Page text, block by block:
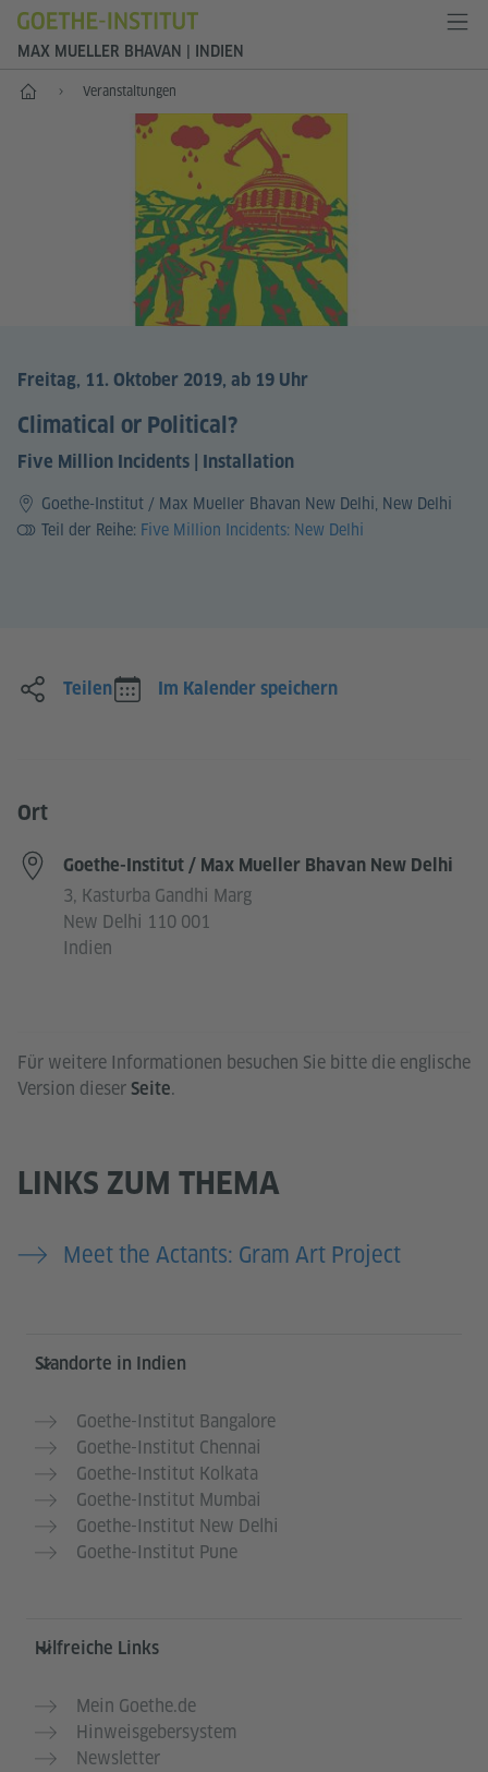
MAX MUELLER BHAVAN | INDIEN
Start Veranstaltungen
Freitag, 11. Oktober 2019, ab 19 Uhr
Climatical or Political?
Five Million Incidents | Installation
Goethe-Institut / Max Mueller Bhavan New Delhi, New Delhi
Teil der Reihe: Five Million Incidents: New Delhi
Für weitere Informationen besuchen Sie bitte die englische
Version dieser Seite.
LINKS ZUM THEMA
Meet the Actants: Gram Art Project
Teilen Im Kalender speichern
Ort
Goethe-Institut / Max Mueller Bhavan New Delhi
3, Kasturba Gandhi Marg
New Delhi 110 001
Indien
Service- und Informationsbereich
Standorte in Indien
Goethe-Institut Bangalore
Goethe-Institut Chennai
Goethe-Institut Kolkata
Goethe-Institut Mumbai
Goethe-Institut New Delhi
Goethe-Institut Pune
Hilfreiche Links
Mein Goethe.de
Hinweisgebersystem
Newsletter